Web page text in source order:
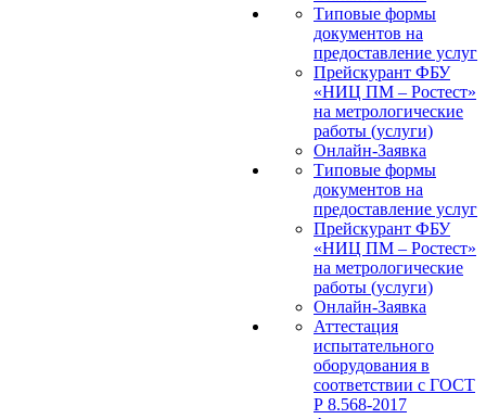
Типовые формы
документов на
предоставление услуг
Прейскурант ФБУ
«НИЦ ПМ – Ростест»
на метрологические
работы (услуги)
Онлайн-Заявка
Типовые формы
документов на
предоставление услуг
Прейскурант ФБУ
«НИЦ ПМ – Ростест»
на метрологические
работы (услуги)
Онлайн-Заявка
Аттестация
испытательного
оборудования в
соответствии с ГОСТ
Р 8.568-2017